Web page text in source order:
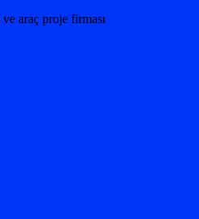
araç proje firması